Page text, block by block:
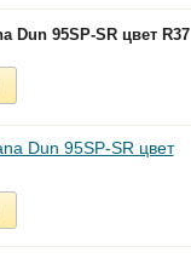
Dun 95SP-SR цвет R37
Dun 95SP-SR цвет